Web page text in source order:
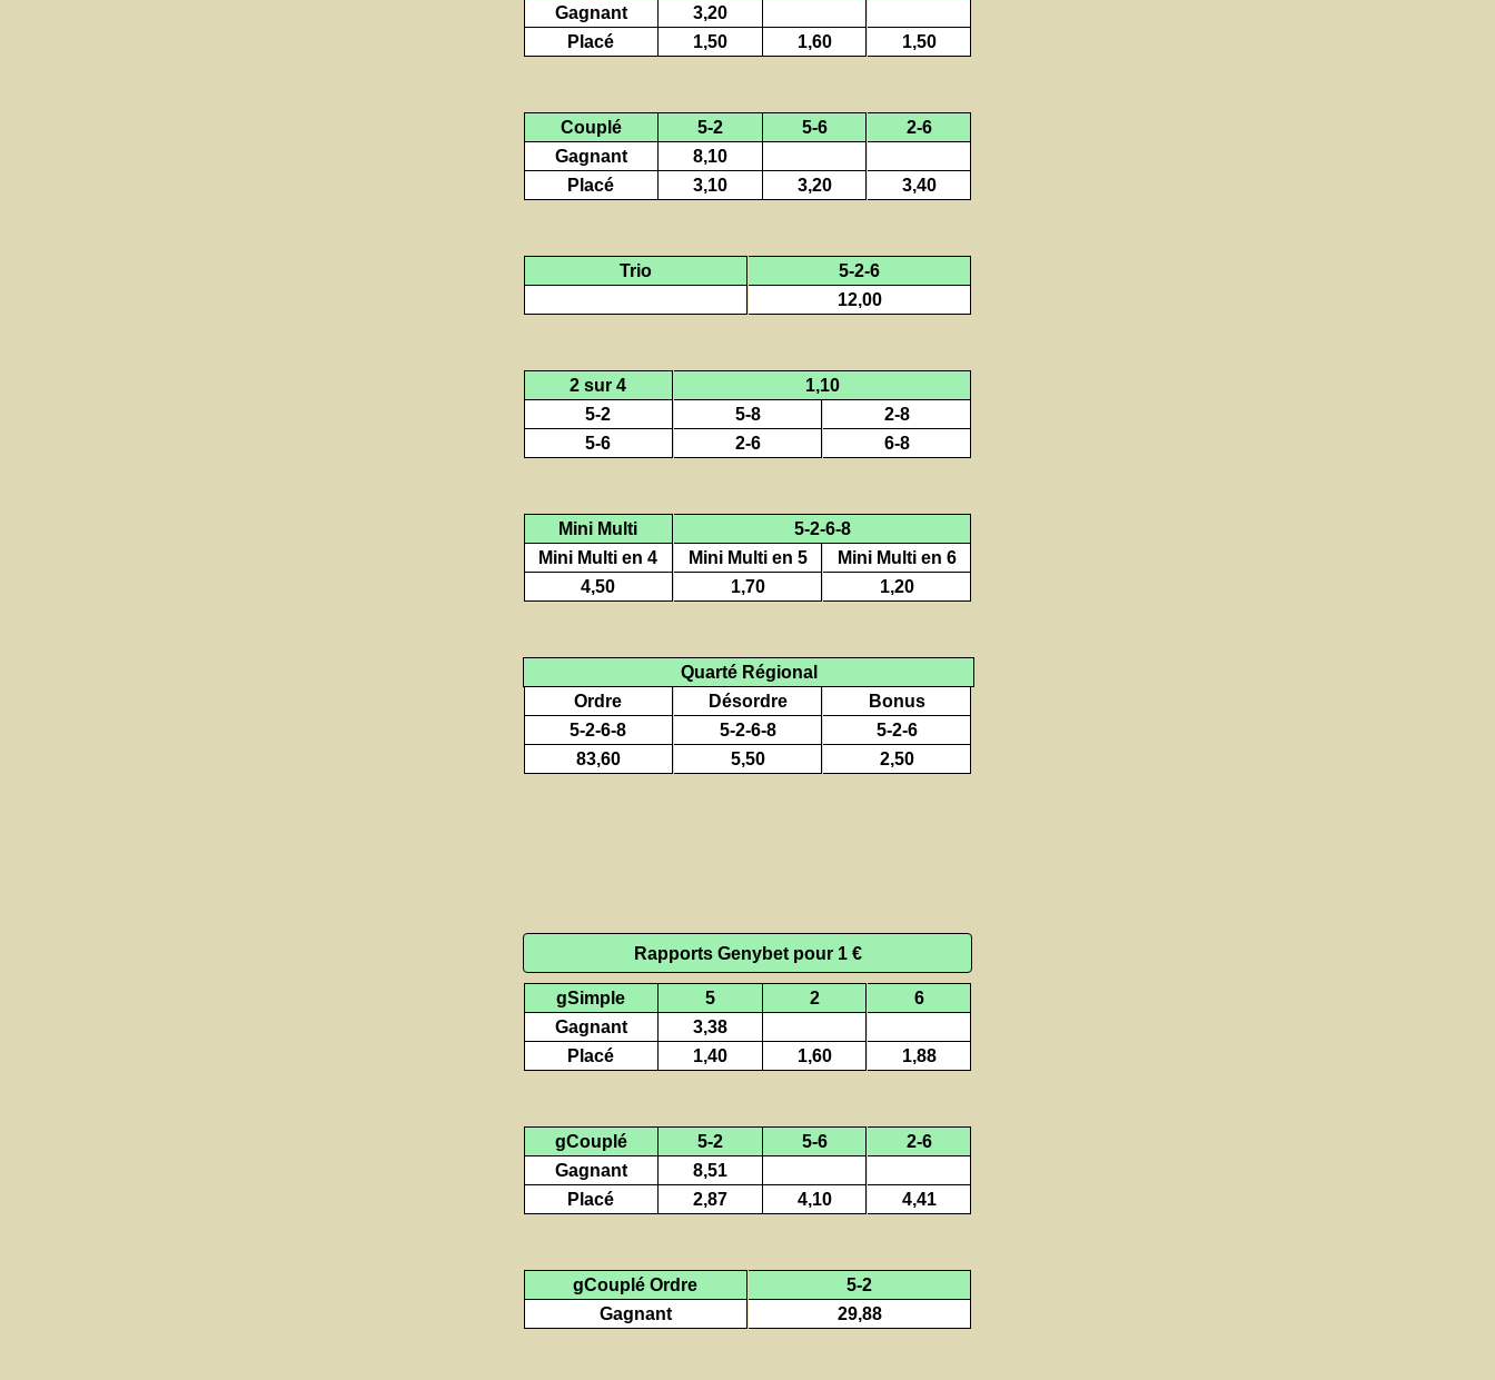
Gagnant
3,20
Placé
1,50 1,60 1,50
Couplé 5-2 5-6
2-6
Gagnant
8,10
Placé
3,10 3,20 3,40
Trio
5-2-6
12,00
2 sur 4
1,10
5-2
5-8
2-8
5-6
2-6 6-8
Mini Multi
5-2-6-8
Mini Multi en 4
Mini Multi en 5
Mini Multi en 6
4,50
1,70 1,20
Quarté Régional
Ordre
Désordre
Bonus
5-2-6-8
5-2-6-8
5-2-6
83,60
5,50 2,50
Rapports Genybet pour 1 €
gSimple 5 2
6
Gagnant
3,38
Placé
1,40 1,60 1,88
gCouplé 5-2 5-6
2-6
Gagnant
8,51
Placé
2,87 4,10 4,41
gCouplé Ordre
5-2
Gagnant
29,88